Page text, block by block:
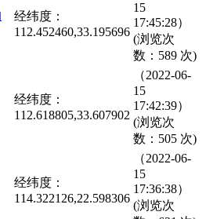
经纬度：
112.452460,33.195696
15
17:45:28）
(浏览次
数：589 次)
经纬度：
112.618805,33.607902
（2022-06-
15
17:42:39）
(浏览次
数：505 次)
经纬度：
114.322126,22.598306
（2022-06-
15
17:36:38）
(浏览次